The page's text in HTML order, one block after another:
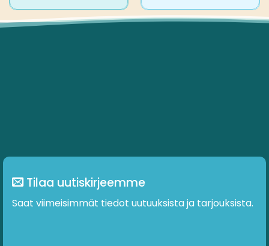
Tilaa uutiskirjeemme
Saat viimeisimmät tiedot uutuuksista ja tarjouksista.